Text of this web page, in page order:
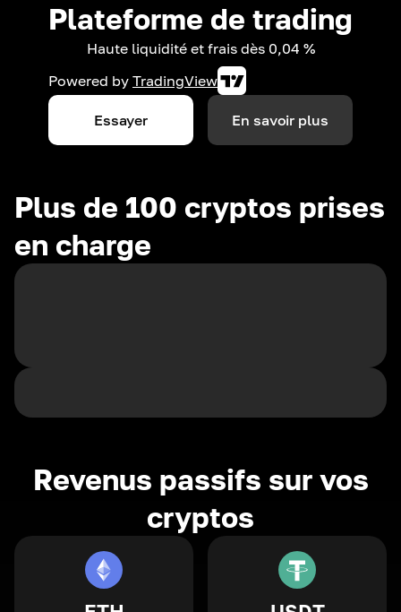
Plateforme de trading
Haute liquidité et frais dès 0,04 %
Powered by TradingView
Essayer En savoir plus
Plus de 100 cryptos prises
en charge
Revenus passifs sur vos
cryptos